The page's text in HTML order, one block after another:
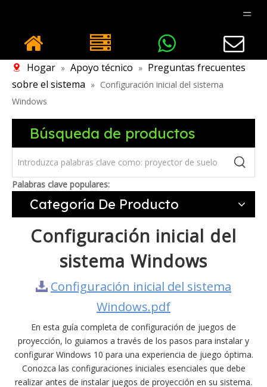
Hogar » Apoyo técnico » Preguntas frecuentes
sobre el sistema » Configuración inicial del sistema
Windows
Búsqueda de productos
Palabras clave populares:
Categoría De Producto
Configuración inicial del
sistema Windows
Configuración inicial del sistema
Windows.pdf
En esta guía completa de configuración de juegos de
proyección, lo guiamos a través de los pasos para instalar y
configurar Windows 10 para una experiencia de juego óptima.
Conozca las configuraciones iniciales esenciales que debe
realizar antes de instalar juegos de proyección en su sistema.